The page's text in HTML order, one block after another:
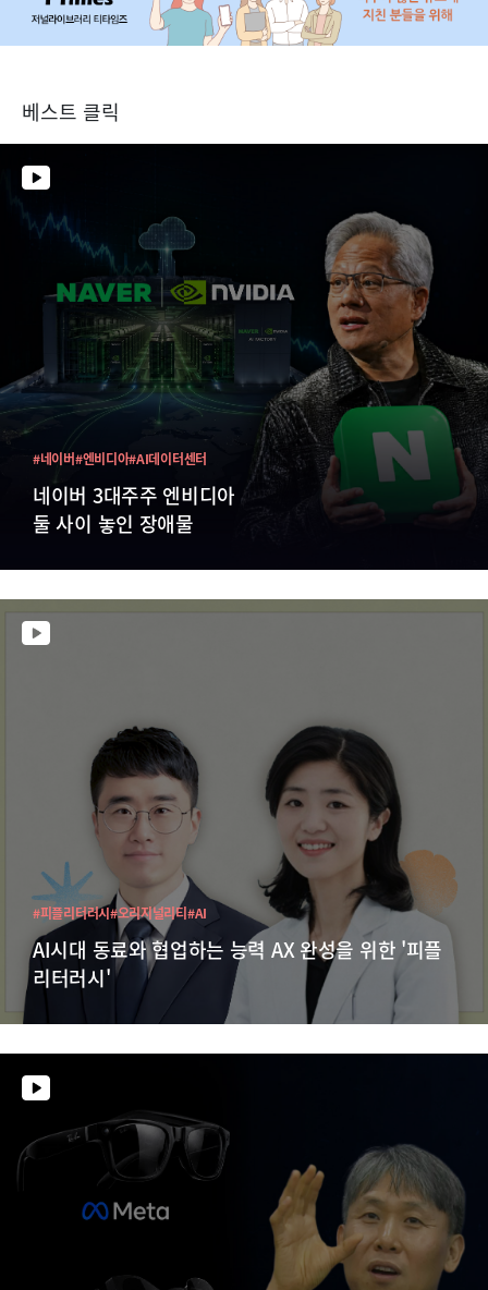
베스트 클릭
네이버 3대주주 엔비디아
둘 사이 놓인 장애물
#네이버#엔비디아#AI데이터센터
AI시대 동료와 협업하는 능력 AX 완성을 위한 '피플
리터러시'
#피플리터러시#오리지널리티#AI